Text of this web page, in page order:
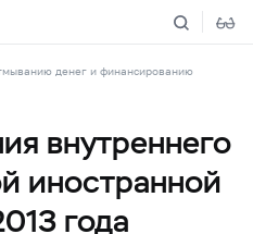
денег и финансированию
внутреннего
иностранной
года